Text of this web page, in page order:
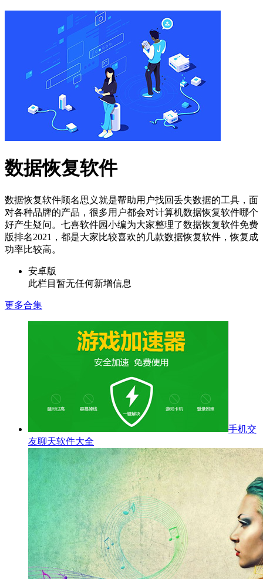
数据恢复软件
数据恢复软件顾名思义就是帮助用户找回丢失数据的工具，面
对各种品牌的产品，很多用户都会对计算机数据恢复软件哪个
好产生疑问。七喜软件园小编为大家整理了数据恢复软件免费
版排名2021，都是大家比较喜欢的几款数据恢复软件，恢复成
功率比较高。
安卓版
此栏目暂无任何新增信息
更多合集
手机交
友聊天软件大全